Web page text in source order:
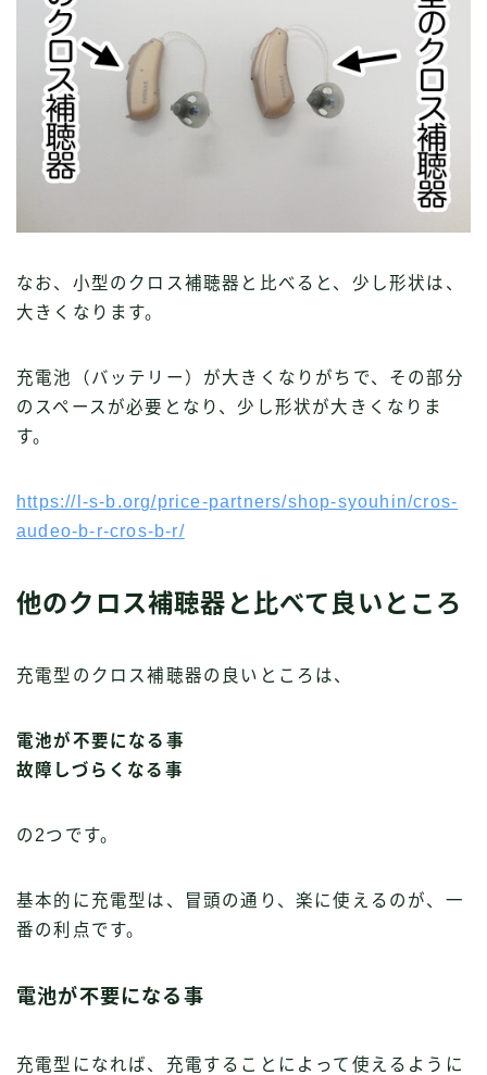
なお、小型のクロス補聴器と比べると、少し形状は、
大きくなります。
充電池（バッテリー）が大きくなりがちで、その部分
のスペースが必要となり、少し形状が大きくなりま
す。
https://l-s-b.org/price-partners/shop-syouhin/cros-
audeo-b-r-cros-b-r/
他のクロス補聴器と比べて良いところ
充電型のクロス補聴器の良いところは、
電池が不要になる事
故障しづらくなる事
の2つです。
基本的に充電型は、冒頭の通り、楽に使えるのが、一
番の利点です。
電池が不要になる事
充電型になれば、充電することによって使えるように